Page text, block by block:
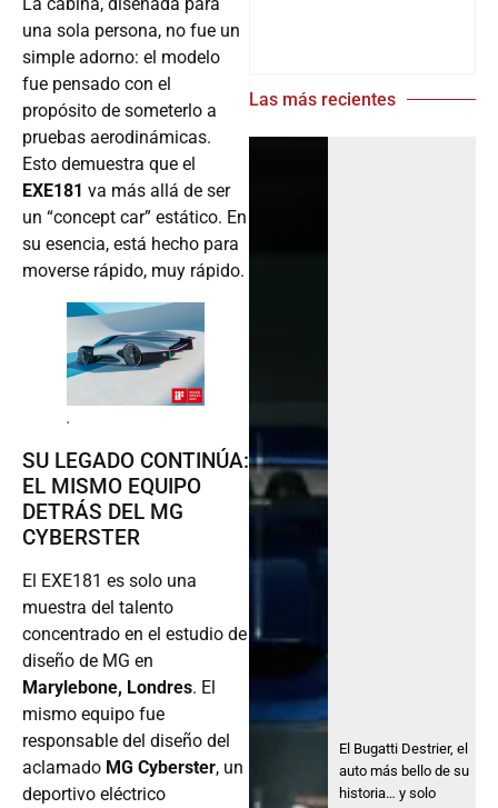
una sola persona, no fue un
simple adorno: el modelo
fue pensado con el
propósito de someterlo a
pruebas aerodinámicas.
Esto demuestra que el
EXE181 va más allá de ser
un “concept car” estático. En
su esencia, está hecho para
moverse rápido, muy rápido.
.
SU LEGADO CONTINÚA:
EL MISMO EQUIPO
DETRÁS DEL MG
CYBERSTER
El EXE181 es solo una
muestra del talento
concentrado en el estudio de
diseño de MG en
Marylebone, Londres. El
mismo equipo fue
responsable del diseño del
aclamado MG Cyberster, un
deportivo eléctrico
Las más recientes
El Bugatti Destrier, el
auto más bello de su
historia… y solo